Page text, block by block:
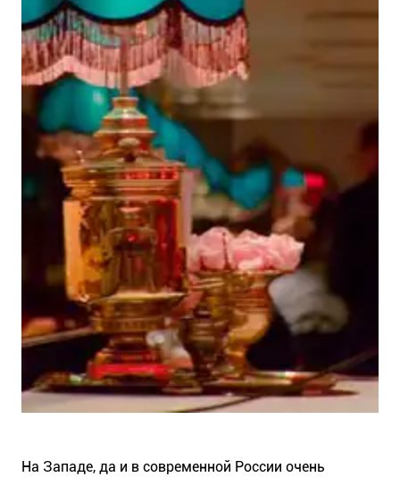
На Западе, да и в современной России очень